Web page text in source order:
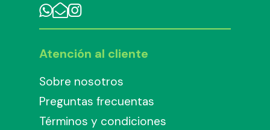
Atención al cliente
Sobre nosotros
Preguntas frecuentas
Términos y condiciones